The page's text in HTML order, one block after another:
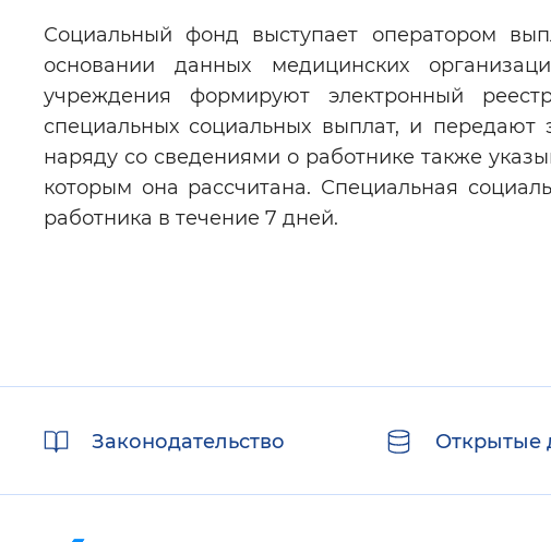
Социальный фонд выступает оператором
основании данных медицинских
учреждения формируют электронный
специальных социальных выплат, и
наряду со сведениями о работнике также
которым она рассчитана. Специальная
работника в течение 7 дней.
ссылкиЗаконодательство Открытые